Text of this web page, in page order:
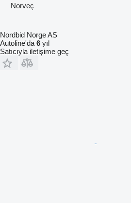
Norveç
Nordbid Norge AS
Autoline'da 6 yıl
Satıcıyla iletişime geç